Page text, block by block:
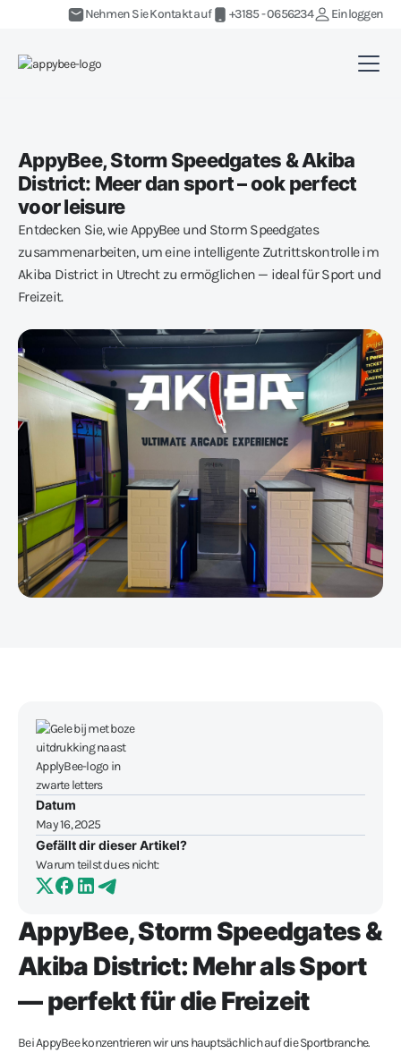
Nehmen Sie Kontakt auf +3185 - 0656234 Einloggen
AppyBee, Storm Speedgates & Akiba
District: Meer dan sport – ook perfect
voor leisure
Entdecken Sie, wie AppyBee und Storm Speedgates
zusammenarbeiten, um eine intelligente Zutrittskontrolle im
Akiba District in Utrecht zu ermöglichen — ideal für Sport und
Freizeit.
AppyBee, Storm Speedgates &
Akiba District: Mehr als Sport
— perfekt für die Freizeit
Bei AppyBee konzentrieren wir uns hauptsächlich auf die Sportbranche.
Datum
May 16, 2025
Gefällt dir dieser Artikel?
Warum teilst du es nicht: